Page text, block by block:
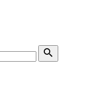
search